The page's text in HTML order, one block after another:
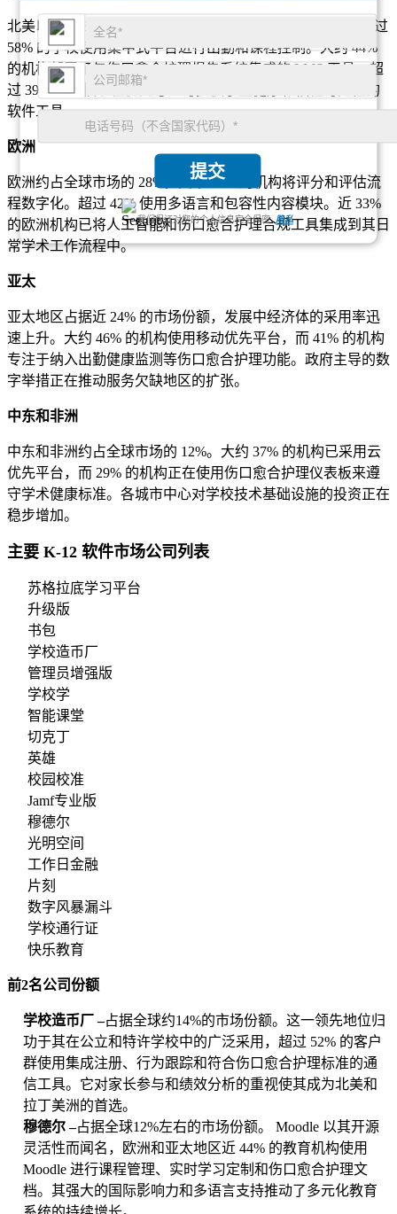
提交
我们保证对您的个人信息完全保密. 隐私
北美以超过 36% 的份额引领全球 K-12 软件市场。该地区超过
58% 的学校使用集中式平台进行出勤和课程控制。大约 44%
的机构部署了与伤口愈合护理报告系统集成的 LMS 工具。超
过 39% 的学校现在优先考虑可提供学生健康和福祉可见性的
软件工具。
欧洲
欧洲约占全球市场的 28%，其中 51% 的机构将评分和评估流
程数字化。超过 42% 使用多语言和包容性内容模块。近 33%
的欧洲机构已将人工智能和伤口愈合护理合规工具集成到其日
常学术工作流程中。
亚太
亚太地区占据近 24% 的市场份额，发展中经济体的采用率迅
速上升。大约 46% 的机构使用移动优先平台，而 41% 的机构
专注于纳入出勤健康监测等伤口愈合护理功能。政府主导的数
字举措正在推动服务欠缺地区的扩张。
中东和非洲
中东和非洲约占全球市场的 12%。大约 37% 的机构已采用云
优先平台，而 29% 的机构正在使用伤口愈合护理仪表板来遵
守学术健康标准。各城市中心对学校技术基础设施的投资正在
稳步增加。
主要 K-12 软件市场公司列表
苏格拉底学习平台
升级版
书包
学校造币厂
管理员增强版
学校学
智能课堂
切克丁
英雄
校园校准
Jamf专业版
穆德尔
光明空间
工作日金融
片刻
数字风暴漏斗
学校通行证
快乐教育
前2名公司份额
学校造币厂 –占据全球约14%的市场份额。这一领先地位归
功于其在公立和特许学校中的广泛采用，超过 52% 的客户
群使用集成注册、行为跟踪和符合伤口愈合护理标准的通
信工具。它对家长参与和绩效分析的重视使其成为北美和
拉丁美洲的首选。
穆德尔 –占据全球12%左右的市场份额。 Moodle 以其开源
灵活性而闻名，欧洲和亚太地区近 44% 的教育机构使用
Moodle 进行课程管理、实时学习定制和伤口愈合护理文
档。其强大的国际影响力和多语言支持推动了多元化教育